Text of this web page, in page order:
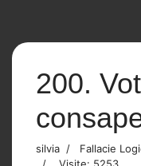
200.
silvia Fallacie
Visite: 5253